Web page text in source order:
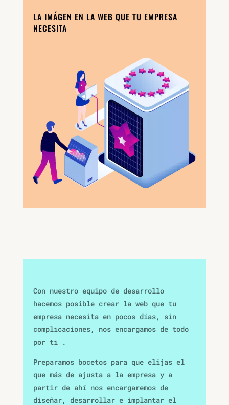
LA IMÁGEN EN LA WEB QUE TU EMPRESA
NECESITA
Con nuestro equipo de desarrollo
hacemos posible crear la web que tu
empresa necesita en pocos días, sin
complicaciones, nos encargamos de todo
por ti .
Preparamos bocetos para que elijas el
que más de ajusta a la empresa y a
partir de ahí nos encargaremos de
diseñar, desarrollar e implantar el